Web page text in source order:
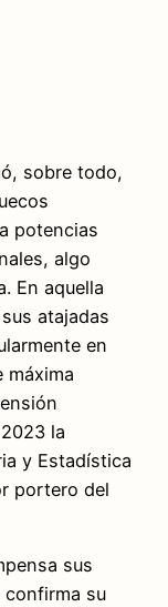
sobre todo,
potencias
algo
En aquella
atajadas
en
máxima
la
y Estadística
portero del
sus
confirma su